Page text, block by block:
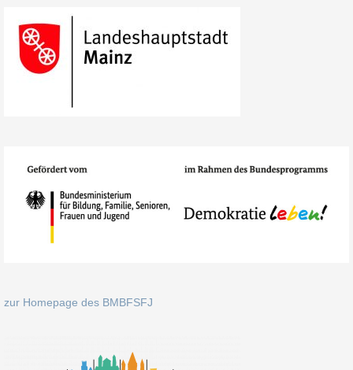
zur Homepage des BMBFSFJ